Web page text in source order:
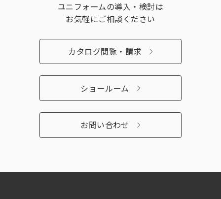
ユニフォームの導入・検討は
お気軽にご相談ください
カタログ閲覧・請求
ショールーム
お問い合わせ